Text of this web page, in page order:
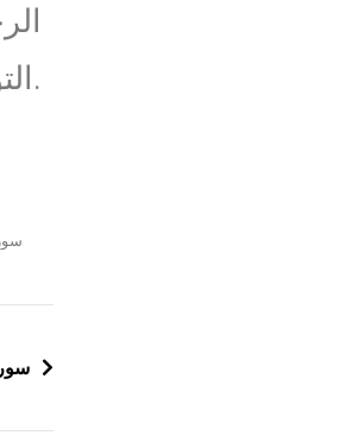
التواصل الاجتماعي مع ذكر المصدر وشكرا.